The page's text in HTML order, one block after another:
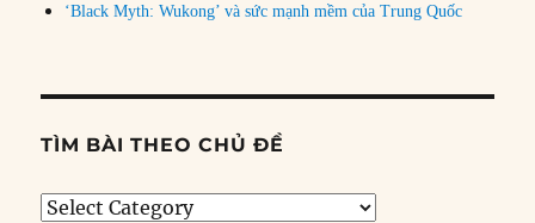
‘Black Myth: Wukong’ và sức mạnh mềm của Trung Quốc
TÌM BÀI THEO CHỦ ĐỀ
Tìm